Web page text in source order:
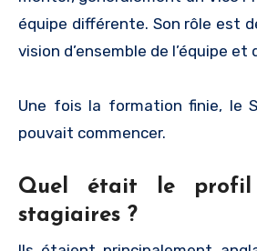
équipe différente. Son rôle est
vision d’ensemble de l’équipe et
Une fois la formation finie, le
pouvait commencer.
Quel était le profil
stagiaires ?